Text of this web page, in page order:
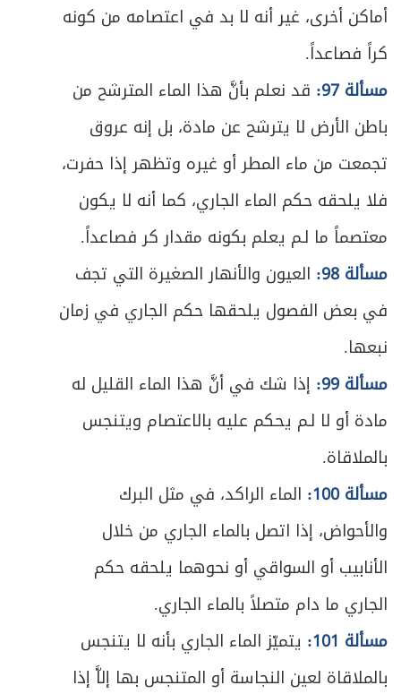
أماكن أخرى، غير أنه لا بد في اعتصامه من كونه
كراً فصاعداً.
مسألة 97:
قد نعلم بأنَّ هذا الماء المترشح من
باطن الأرض لا يترشح عن مادة، بل إنه عروق
تجمعت من ماء المطر أو غيره وتظهر إذا حفرت،
فلا يلحقه حكم الماء الجاري، كما أنه لا يكون
معتصماً ما لـم يعلم بكونه مقدار كر فصاعداً.
مسألة 98:
العيون والأنهار الصغيرة التي تجف
في بعض الفصول يلحقها حكم الجاري في زمان
نبعها.
مسألة 99:
إذا شك في أنَّ هذا الماء القليل له
مادة أو لا لـم يحكم عليه بالاعتصام ويتنجس
بالملاقاة.
مسألة 100:
الماء الراكد، في مثل البرك
والأحواض، إذا اتصل بالماء الجاري من خلال
الأنابيب أو السواقي أو نحوهما يلحقه حكم
الجاري ما دام متصلاً بالماء الجاري.
مسألة 101:
يتميّز الماء الجاري بأنه لا يتنجس
بالملاقاة لعين النجاسة أو المتنجس بها إلاَّ إذا
ص394 المبحث الرابع ـ في شروط إمام الجماعة
ص 398 المبحث الخامس ـ في كيفية صلاة الجماعة
ص
400
المبحث السادس ـ في أحكام مترتبة على
الجماعة
ص
403
الفصل السادس - في سائر الصلوات الواجبة
والمستحبة
405 المبحث الأول ـ في صلاة الجمعة
ص
409 المبحث الثاني ـ في صلاة الآيات
ص 413
415 المبحث الرابع ـ في صلوات أخرى مستحبة
ص
417 الفصل السابع - في القضاء
ص
419 متى يجب القضاء؟
420 ما يَجب قضاؤه من الصلاة
ص
421 أحكام القضاء
423